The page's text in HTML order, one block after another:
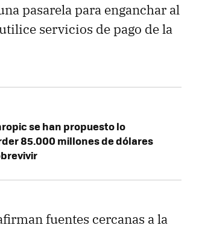
pasarela para enganchar al
servicios de pago de la
se han propuesto lo
85.000 millones de dólares
fuentes cercanas a la